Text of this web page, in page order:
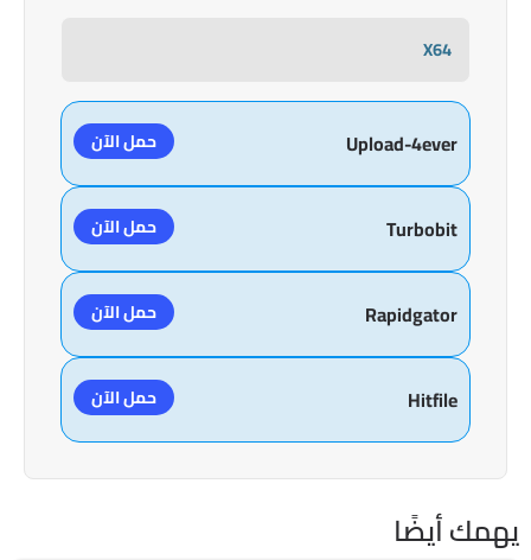
X64
Upload-4ever حمل الآن
Turbobit حمل الآن
Rapidgator حمل الآن
Hitfile حمل الآن
يهمك أيضًا